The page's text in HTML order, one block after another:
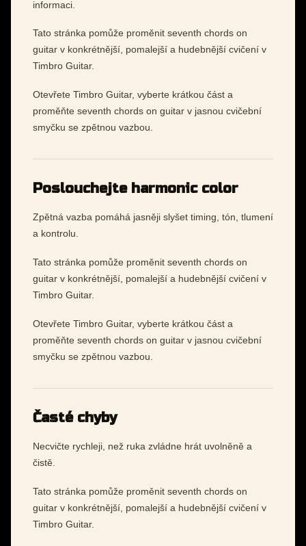
informaci.
Tato stránka pomůže proměnit seventh chords on
guitar v konkrétnější, pomalejší a hudebnější cvičení v
Timbro Guitar.
Otevřete Timbro Guitar, vyberte krátkou část a
proměňte seventh chords on guitar v jasnou cvičební
smyčku se zpětnou vazbou.
Poslouchejte harmonic color
Zpětná vazba pomáhá jasněji slyšet timing, tón, tlumení
a kontrolu.
Tato stránka pomůže proměnit seventh chords on
guitar v konkrétnější, pomalejší a hudebnější cvičení v
Timbro Guitar.
Otevřete Timbro Guitar, vyberte krátkou část a
proměňte seventh chords on guitar v jasnou cvičební
smyčku se zpětnou vazbou.
Časté chyby
Necvičte rychleji, než ruka zvládne hrát uvolněně a
čistě.
Tato stránka pomůže proměnit seventh chords on
guitar v konkrétnější, pomalejší a hudebnější cvičení v
Timbro Guitar.